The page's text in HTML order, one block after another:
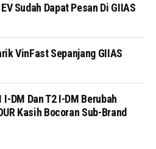
Sudah Dapat Pesan Di GIIAS
VinFast Sepanjang GIIAS
DM Dan T2 I-DM Berubah
Kasih Bocoran Sub-Brand